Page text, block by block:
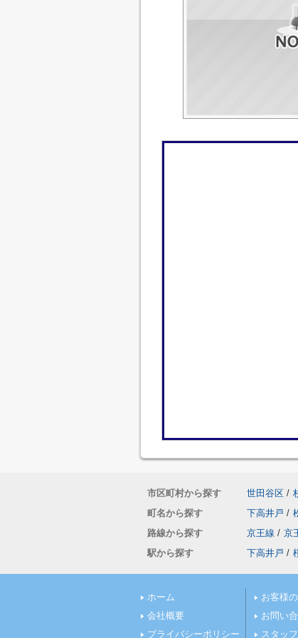
市区町村から探す 世田谷区 /
町名から探す
下高井戸 /
路線から探す
京王線 / 京
駅から探す
下高井戸 /
ホーム
会社概要
プライバシーポリシー
お客様
お問い
スタッ